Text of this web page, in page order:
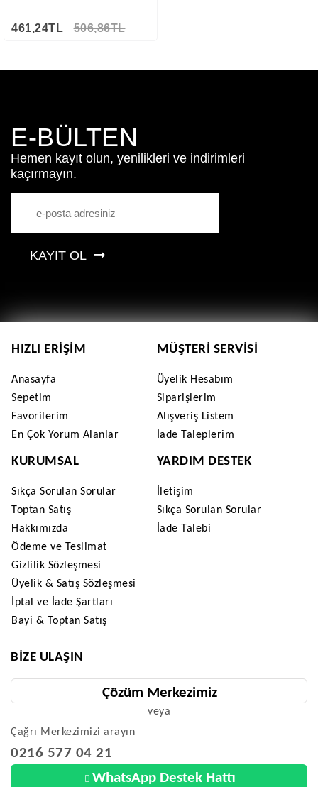
461,24TL 506,86TL
E-BÜLTEN
Hemen kayıt olun, yenilikleri ve indirimleri
kaçırmayın.
KAYIT OL
HIZLI ERIŞIM
Anasayfa
Sepetim
Favorilerim
En Çok Yorum Alanlar
MÜŞTERI SERVISI
Üyelik Hesabım
Siparişlerim
Alışveriş Listem
İade Taleplerim
KURUMSAL
Sıkça Sorulan Sorular
Toptan Satış
Hakkımızda
Ödeme ve Teslimat
Gizlilik Sözleşmesi
Üyelik & Satış Sözleşmesi
İptal ve İade Şartları
Bayi & Toptan Satış
YARDIM DESTEK
İletişim
Sıkça Sorulan Sorular
İade Talebi
BIZE ULAŞIN
Çözüm Merkezimiz
veya
Çağrı Merkezimizi arayın
0216 577 04 21
WhatsApp Destek Hattı